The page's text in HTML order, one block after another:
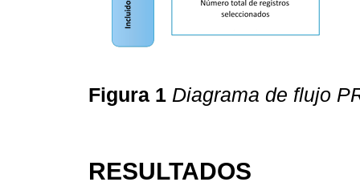
Figura 1 Diagrama de flujo
RESULTADOS